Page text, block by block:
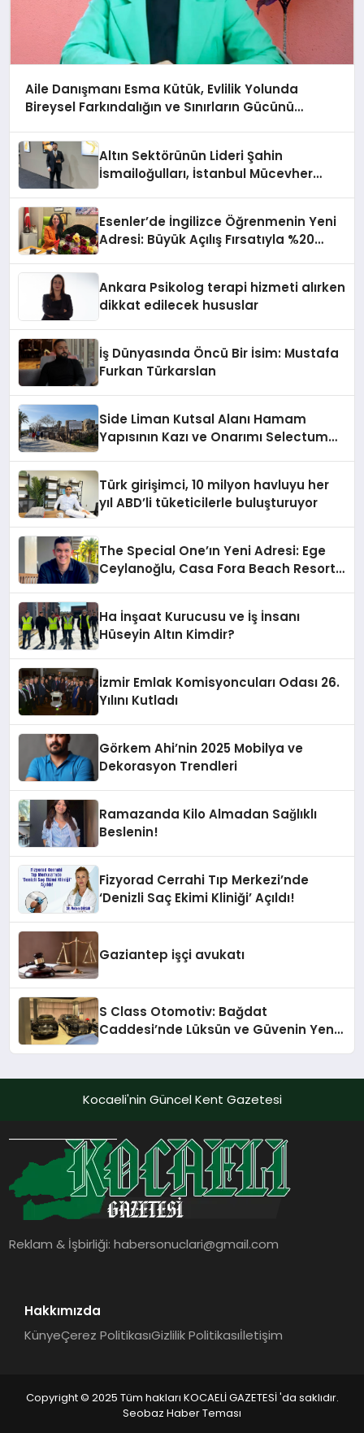
Aile Danışmanı Esma Kütük, Evlilik Yolunda
Bireysel Farkındalığın ve Sınırların Gücünü
Altın Sektörünün Lideri Şahin
İsmailoğulları, İstanbul Mücevher
Esenler’de İngilizce Öğrenmenin Yeni
Adresi: Büyük Açılış Fırsatıyla %20
Ankara Psikolog terapi hizmeti alırken
dikkat edilecek hususlar
İş Dünyasında Öncü Bir İsim: Mustafa
Furkan Türkarslan
Side Liman Kutsal Alanı Hamam
Yapısının Kazı ve Onarımı Selectum
Türk girişimci, 10 milyon havluyu her
yıl ABD’li tüketicilerle buluşturuyor
The Special One’ın Yeni Adresi: Ege
Ceylanoğlu, Casa Fora Beach Resort
Ha İnşaat Kurucusu ve İş İnsanı
Hüseyin Altın Kimdir?
İzmir Emlak Komisyoncuları Odası 26.
Yılını Kutladı
Görkem Ahi’nin 2025 Mobilya ve
Dekorasyon Trendleri
Ramazanda Kilo Almadan Sağlıklı
Beslenin!
Fizyorad Cerrahi Tıp Merkezi’nde
‘Denizli Saç Ekimi Kliniği’ Açıldı!
Gaziantep işçi avukatı
S Class Otomotiv: Bağdat
Caddesi’nde Lüksün ve Güvenin Yeni
Kocaeli'nin Güncel Kent Gazetesi
Reklam & İşbirliği:habersonuclari@gmail.com
Hakkımızda
KünyeÇerez PolitikasıGizlilik Politikasıİletişim
Copyright © 2025 Tüm hakları KOCAELİ GAZETESİ 'da saklıdır.
Seobaz Haber Teması